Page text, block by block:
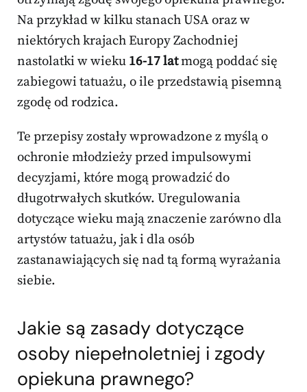
Na przykład w kilku stanach USA oraz w
niektórych krajach Europy Zachodniej
nastolatki w wieku 16-17 latmogą poddać się
zabiegowi tatuażu, o ile przedstawią pisemną
zgodę od rodzica.
Te przepisy zostały wprowadzone z myślą o
ochronie młodzieży przed impulsowymi
decyzjami, które mogą prowadzić do
długotrwałych skutków. Uregulowania
dotyczące wieku mają znaczenie zarówno dla
artystów tatuażu, jak i dla osób
zastanawiających się nad tą formą wyrażania
siebie.
Jakie są zasady dotyczące
osoby niepełnoletniej i zgody
opiekuna prawnego?